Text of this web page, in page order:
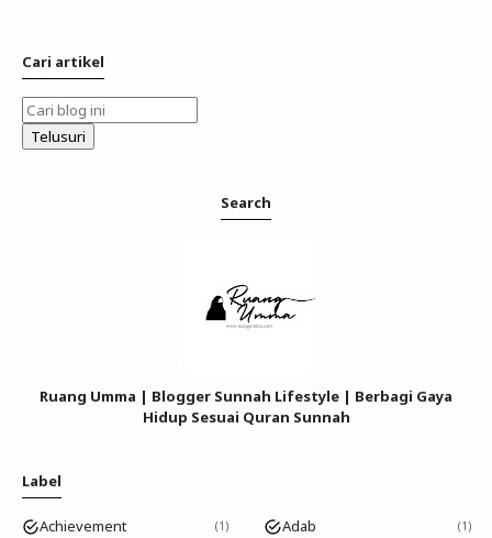
Cari artikel
Search
Ruang Umma | Blogger Sunnah Lifestyle | Berbagi Gaya
Hidup Sesuai Quran Sunnah
Label
Achievement 1 Adab 1